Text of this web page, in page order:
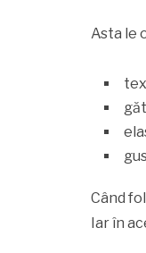
Asta le
Când
Iar în